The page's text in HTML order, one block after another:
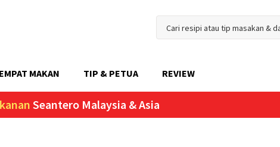
MAKAN TIP & PETUA REVIEW
Seantero Malaysia & Asia